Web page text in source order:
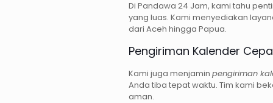
Di Pandawa 24 Jam, kami tahu
yang luas. Kami menyediakan
dari Aceh hingga Papua.
Pengiriman Kalender
Kami juga menjamin pengiriman
Anda tiba tepat waktu. Tim kami
aman.